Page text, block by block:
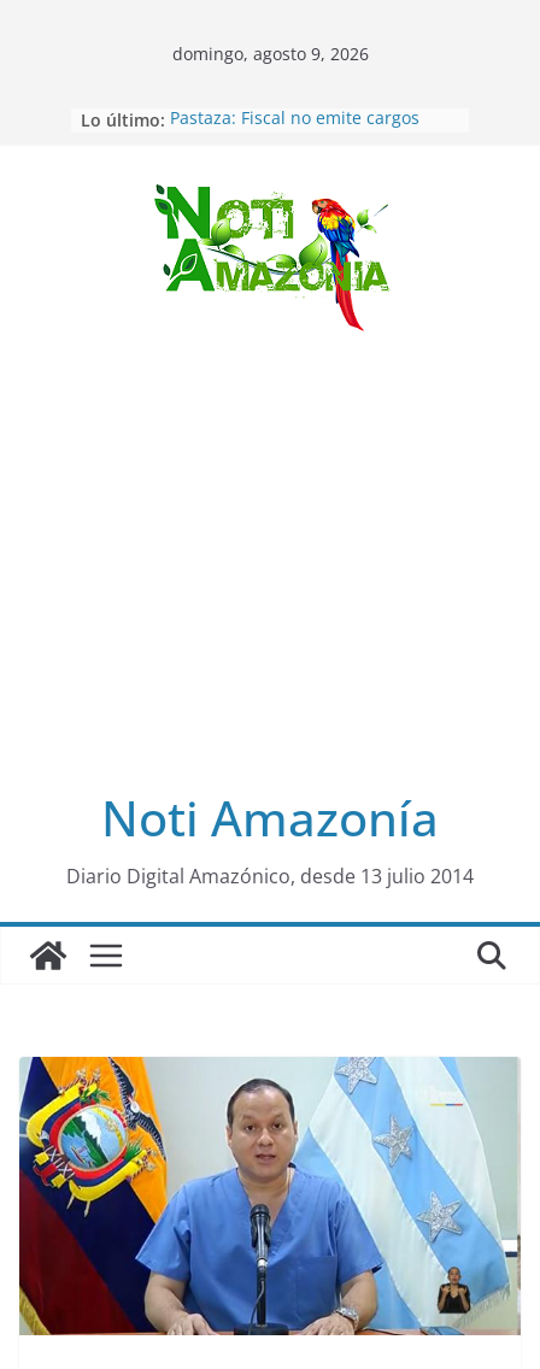
Saltar
al
domingo, agosto 9, 2026
Lo último: Pastaza: Fiscal no emite cargos
con una menor de10 años en
frontera sur
Napo: presunto sicariato en cantón
Archidona
Ecuador: dos jóvenes de 22 años
desaparecidos fueron encontrados
muertos en Puerto lopez
Noti Amazonía
Diario Digital Amazónico, desde 13 julio 2014